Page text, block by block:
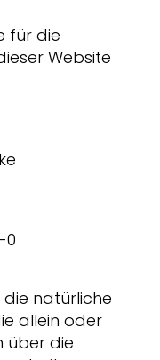
für die
Website
0
die natürliche
allein oder
über die